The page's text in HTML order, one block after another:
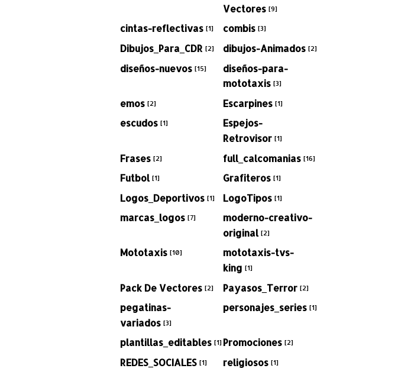
Vectores [9]
cintas-reflectivas [1] combis [3]
Dibujos_Para_CDR [2] dibujos-Animados [2]
diseños-nuevos [15]
diseños-para-
mototaxis [3]
emos [2] Escarpines [1]
escudos [1]
Espejos-
Retrovisor [1]
Frases [2] full_calcomanias [16]
Futbol [1] Grafiteros [1]
Logos_Deportivos [1] LogoTipos [1]
marcas_logos [7]
moderno-creativo-
original [2]
Mototaxis [10]
mototaxis-tvs-
king [1]
Pack De Vectores [2] Payasos_Terror [2]
pegatinas-
variados [3]
personajes_series [1]
plantillas_editables [1] Promociones [2]
REDES_SOCIALES [1] religiosos [1]